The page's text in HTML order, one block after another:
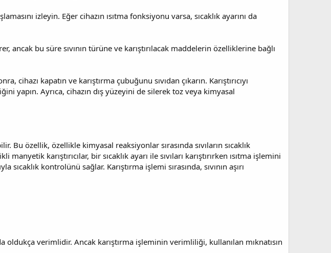
izleyin. Eğer cihazın ısıtma fonksiyonu varsa, sıcaklık ayarını da
ancak bu süre sıvının türüne ve karıştırılacak maddelerin özelliklerine bağlı
cihazı kapatın ve karıştırma çubuğunu sıvıdan çıkarın. Karıştırıcıyı
yapın. Ayrıca, cihazın dış yüzeyini de silerek toz veya kimyasal
Bu özellik, özellikle kimyasal reaksiyonlar sırasında sıvıların sıcaklık
karıştırıcılar, bir sıcaklık ayarı ile sıvıları karıştırırken ısıtma işlemini
kontrolünü sağlar. Karıştırma işlemi sırasında, sıvının aşırı
oldukça verimlidir. Ancak karıştırma işleminin verimliliği, kullanılan mıknatısın